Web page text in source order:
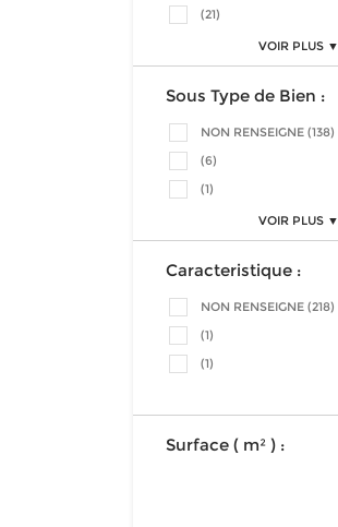
(21)
VOIR PLUS ▼
Sous Type de Bien :
NON RENSEIGNE (138)
(6)
(1)
VOIR PLUS ▼
Caracteristique :
NON RENSEIGNE (218)
(1)
(1)
Surface ( m² ) :